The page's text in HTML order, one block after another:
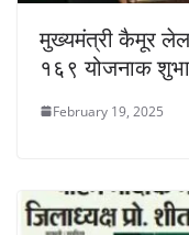
मुख्यमंत्री कैमूर
१६९ योजनाक
February 19, 2025